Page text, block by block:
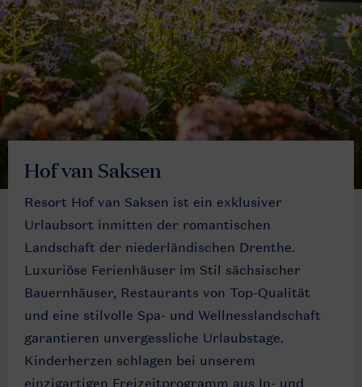
Hof van Saksen
Resort Hof van Saksen ist ein exklusiver
Urlaubsort inmitten der romantischen
Landschaft der niederländischen Drenthe.
Luxuriöse Ferienhäuser im Stil sächsischer
Bauernhäuser, Restaurants von Top-Qualität
und eine stilvolle Spa- und Wellnesslandschaft
garantieren unvergessliche Urlaubstage.
Kinderherzen schlagen bei unserem
einzigartigen Freizeitprogramm aus In- und